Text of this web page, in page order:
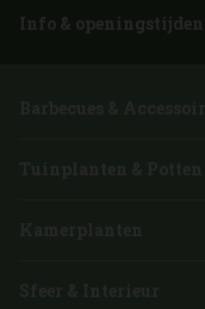
Info & openingstijden